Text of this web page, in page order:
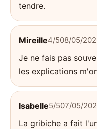
tendre.
Mireille4/508/05/
Je ne fais pas
les explications
Isabelle5/507/05/
La gribiche a fait